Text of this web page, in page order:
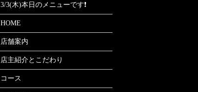
3/3(木)本日のメニューです❗
HOME
店舗案内
店主紹介とこだわり
コース